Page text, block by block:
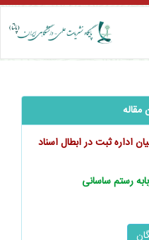
مقاله
اداره ثبت در ابطال اسناد
رستم ساسانی